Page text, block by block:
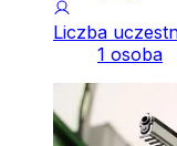
Liczba
1 osoba